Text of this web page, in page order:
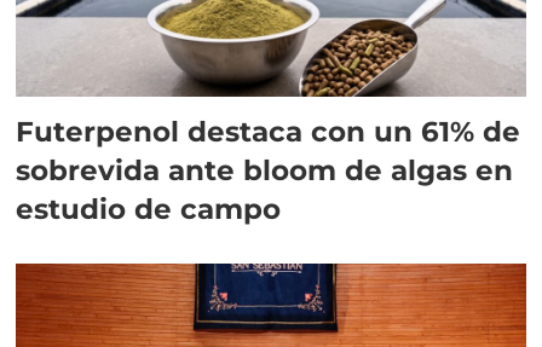
Futerpenol destaca con un 61% de
sobrevida ante bloom de algas en
estudio de campo